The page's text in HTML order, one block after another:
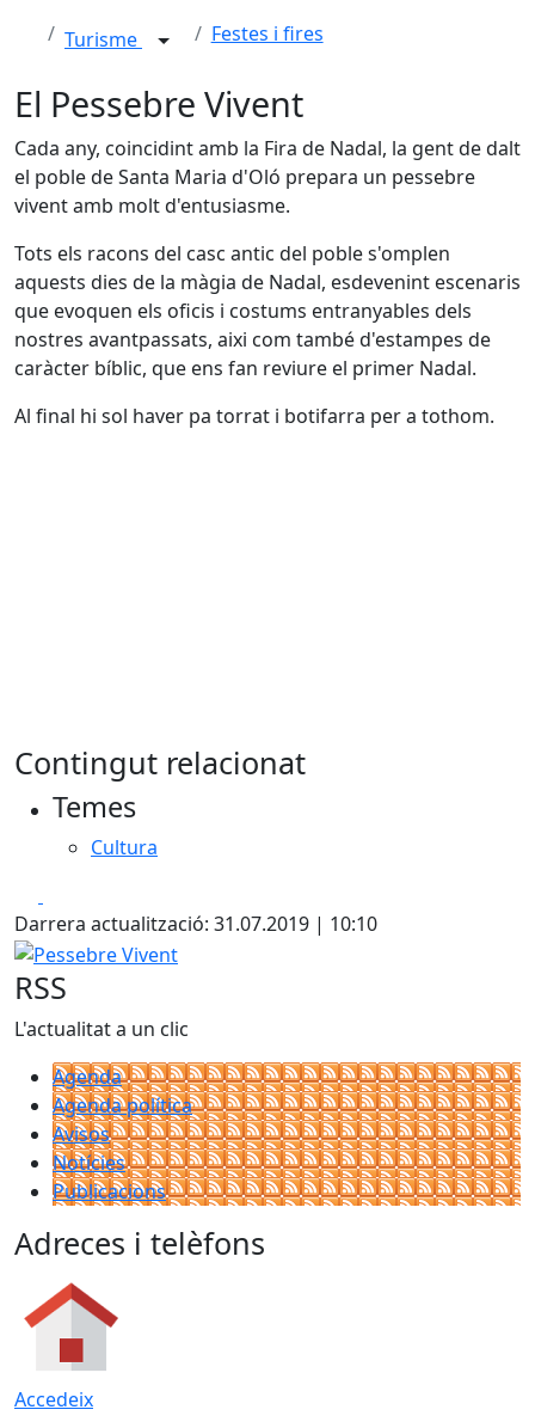
Turisme Festes i fires
El Pessebre Vivent
Cada any, coincidint amb la Fira de Nadal, la gent de dalt
el poble de Santa Maria d'Oló prepara un pessebre
vivent amb molt d'entusiasme.
Tots els racons del casc antic del poble s'omplen
aquests dies de la màgia de Nadal, esdevenint escenaris
que evoquen els oficis i costums entranyables dels
nostres avantpassats, aixi com també d'estampes de
caràcter bíblic, que ens fan reviure el primer Nadal.
Al final hi sol haver pa torrat i botifarra per a tothom.
Contingut relacionat
Temes
Cultura
Darrera actualització: 31.07.2019 | 10:10
Pessebre Vivent
RSS
L'actualitat a un clic
Agenda
Agenda política
Avisos
Notícies
Publicacions
Adreces i telèfons
Accedeix